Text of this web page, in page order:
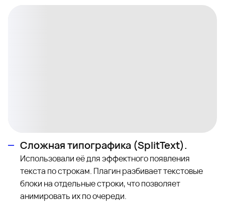
Сложная типографика (SplitText).
Использовали её для эффектного появления
текста по строкам. Плагин разбивает текстовые
блоки на отдельные строки, что позволяет
анимировать их по очереди.